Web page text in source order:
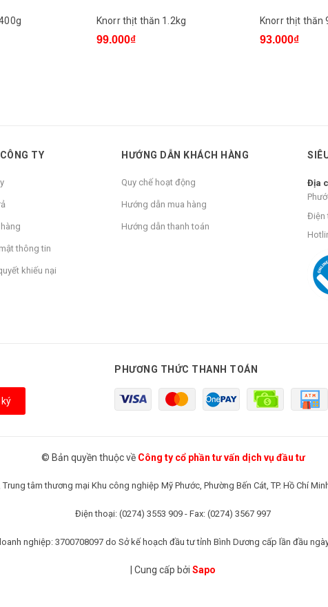
Knorr thịt thăn 1.2kg
99.000₫
Knorr thịt thăn
93.000₫
TY
thông tin
khiếu nại
HƯỚNG DẪN KHÁCH HÀNG
Quy chế hoạt động
Hướng dẫn mua hàng
Hướng dẫn thanh toán
Địa
Điện
PHƯƠNG THỨC THANH TOÁN
© Bản quyền thuộc về Công ty cổ phần tư vấn dịch vụ đầu tư
tâm thương mại Khu công nghiệp Mỹ Phước, Phường Bến Cát, TP. Hồ Chí
Điện thoại: (0274) 3553 909 - Fax: (0274) 3567 997
nghiệp: 3700708097 do Sở kế hoạch đầu tư tỉnh Bình Dương cấp lần đầu
Cung cấp bởi Sapo